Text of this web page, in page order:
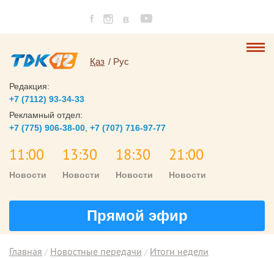
Қаз Рус
Редакция:
+7 (7112) 93-34-33
Рекламный отдел:
+7 (775) 906-38-00 +7 (707) 716-97-77
11:00
Новости
13:30
Новости
18:30
Новости
21:00
Новости
Прямой эфир
Главная Новостные передачи Итоги недели